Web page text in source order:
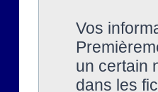
Vos
un certain
dans les